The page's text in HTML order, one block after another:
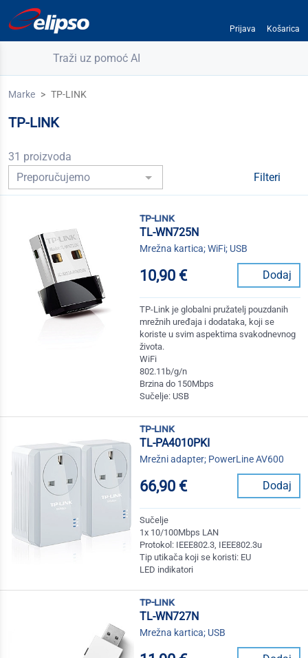
Prijava Košarica
Traži uz pomoć AI
Marke TP-LINK
TP-LINK
31 proizvoda
Filteri
tp-link
TL-WN725N
Mrežna kartica; WiFi; USB
10,90 € Dodaj
TP-Link je globalni pružatelj pouzdanih
mrežnih uređaja i dodataka, koji se
koriste u svim aspektima svakodnevnog
života.
WiFi
802.11b/g/n
Brzina do 150Mbps
Sučelje: USB
tp-link
TL-PA4010PKI
Mrežni adapter; PowerLine AV600
66,90 € Dodaj
Sučelje
1x 10/100Mbps LAN
Protokol: IEEE802.3, IEEE802.3u
Tip utikača koji se koristi: EU
LED indikatori
tp-link
TL-WN727N
Mrežna kartica; USB